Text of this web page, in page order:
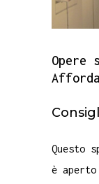
Opere
Questo
è